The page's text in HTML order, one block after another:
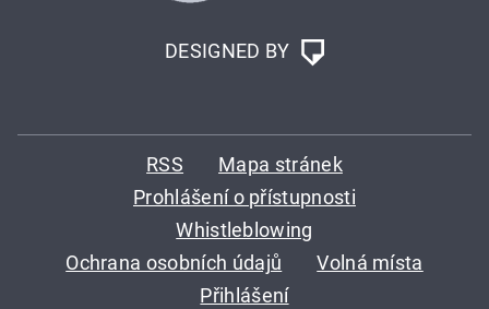
DESIGNED BY
RSS
Mapa stránek
Prohlášení o přístupnosti
Whistleblowing
Ochrana osobních údajů
Volná místa
Přihlášení